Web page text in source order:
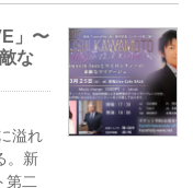
」〜
な
溢れ
。新
第二